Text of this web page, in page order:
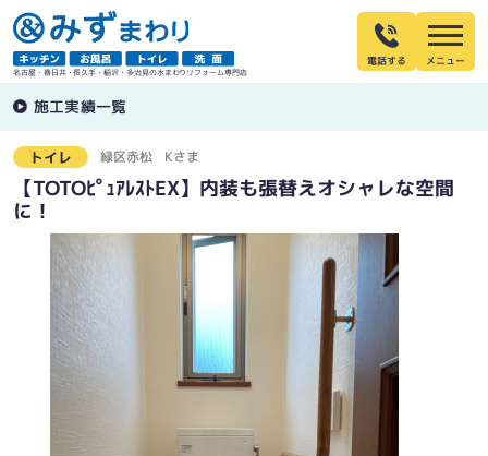
名古屋・春日井・長久手・稲沢・多治見の水まわりリフォーム専門店
電話する
施工実績一覧
トイレ 緑区赤松 Kさま
【TOTOﾋﾟｭｱﾚｽﾄEX】内装も張替えオシャレな空間
に！